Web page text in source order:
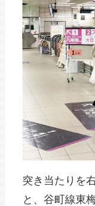
突き当たりを
と、谷町線東